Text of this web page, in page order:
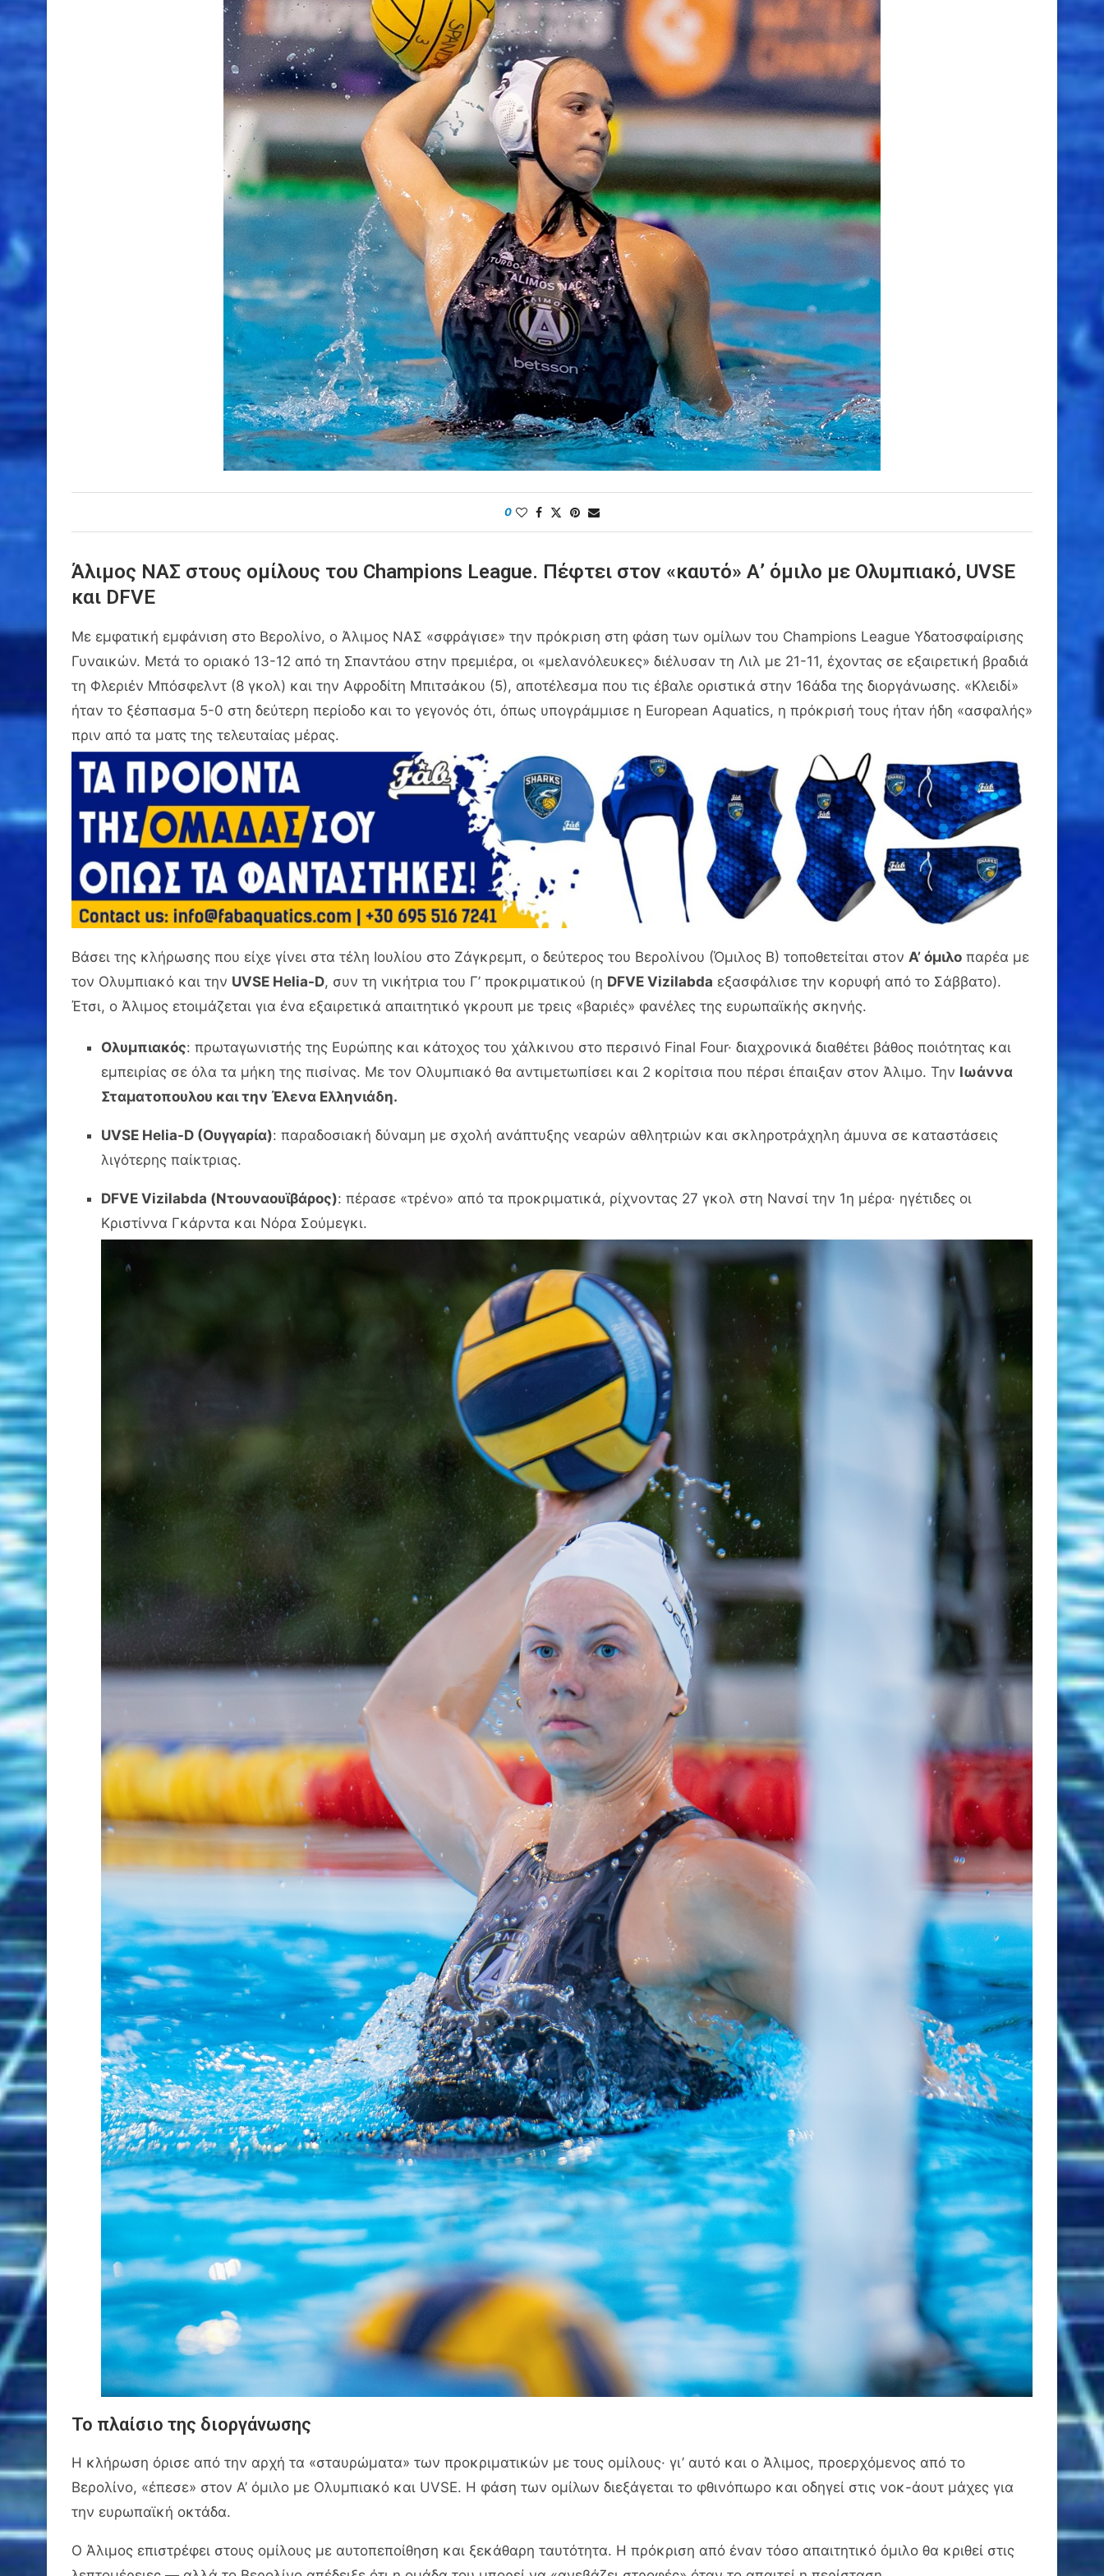
0
Άλιμος ΝΑΣ στους ομίλους του Champions League. Πέφτει στον «καυτό» Α’ όμιλο με Ολυμπιακό, UVSE
και DFVE
Με εμφατική εμφάνιση στο Βερολίνο, ο Άλιμος ΝΑΣ «σφράγισε» την πρόκριση στη φάση των ομίλων του Champions League Υδατοσφαίρισης
Γυναικών. Μετά το οριακό 13-12 από τη Σπαντάου στην πρεμιέρα, οι «μελανόλευκες» διέλυσαν τη Λιλ με 21-11, έχοντας σε εξαιρετική βραδιά
τη Φλεριέν Μπόσφελντ (8 γκολ) και την Αφροδίτη Μπιτσάκου (5), αποτέλεσμα που τις έβαλε οριστικά στην 16άδα της διοργάνωσης. «Κλειδί»
ήταν το ξέσπασμα 5-0 στη δεύτερη περίοδο και το γεγονός ότι, όπως υπογράμμισε η European Aquatics, η πρόκρισή τους ήταν ήδη «ασφαλής»
πριν από τα ματς της τελευταίας μέρας.
Βάσει της κλήρωσης που είχε γίνει στα τέλη Ιουλίου στο Ζάγκρεμπ, ο δεύτερος του Βερολίνου (Όμιλος Β) τοποθετείται στον Α’ όμιλο παρέα με
τον Ολυμπιακό και την UVSE Helia-D, συν τη νικήτρια του Γ’ προκριματικού (η DFVE Vizilabda εξασφάλισε την κορυφή από το Σάββατο).
Έτσι, ο Άλιμος ετοιμάζεται για ένα εξαιρετικά απαιτητικό γκρουπ με τρεις «βαριές» φανέλες της ευρωπαϊκής σκηνής.
Ολυμπιακός: πρωταγωνιστής της Ευρώπης και κάτοχος του χάλκινου στο περσινό Final Four· διαχρονικά διαθέτει βάθος ποιότητας και
εμπειρίας σε όλα τα μήκη της πισίνας. Με τον Ολυμπιακό θα αντιμετωπίσει και 2 κορίτσια που πέρσι έπαιξαν στον Άλιμο. Την Ιωάννα
Σταματοπουλου και την Έλενα Ελληνιάδη.
UVSE Helia-D (Ουγγαρία): παραδοσιακή δύναμη με σχολή ανάπτυξης νεαρών αθλητριών και σκληροτράχηλη άμυνα σε καταστάσεις
λιγότερης παίκτριας.
DFVE Vizilabda (Ντουναουϊβάρος): πέρασε «τρένο» από τα προκριματικά, ρίχνοντας 27 γκολ στη Νανσί την 1η μέρα· ηγέτιδες οι
Κριστίννα Γκάρντα και Νόρα Σούμεγκι.
Το πλαίσιο της διοργάνωσης
Η κλήρωση όρισε από την αρχή τα «σταυρώματα» των προκριματικών με τους ομίλους· γι’ αυτό και ο Άλιμος, προερχόμενος από το
Βερολίνο, «έπεσε» στον Α’ όμιλο με Ολυμπιακό και UVSE. Η φάση των ομίλων διεξάγεται το φθινόπωρο και οδηγεί στις νοκ-άουτ μάχες για
την ευρωπαϊκή οκτάδα.
Ο Άλιμος επιστρέφει στους ομίλους με αυτοπεποίθηση και ξεκάθαρη ταυτότητα. Η πρόκριση από έναν τόσο απαιτητικό όμιλο θα κριθεί στις